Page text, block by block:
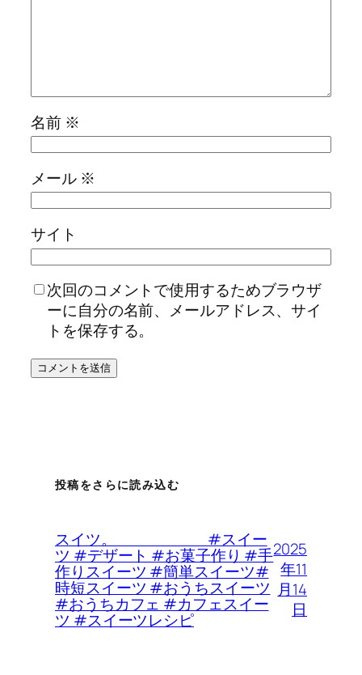
名前 ※
メール ※
サイト
次回のコメントで使用するためブラウザ
ーに自分の名前、メールアドレス、サイ
トを保存する。
投稿をさらに読み込む
スイツ。 #スイー
ツ #デザート #お菓子作り #手
作りスイーツ #簡単スイーツ#
時短スイーツ #おうちスイーツ
#おうちカフェ #カフェスイー
ツ #スイーツレシピ
2025
年11
月14
日